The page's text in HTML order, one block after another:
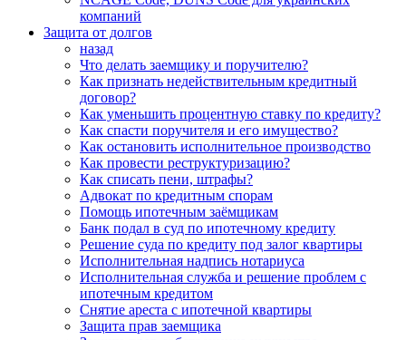
компаний
Защита от долгов
назад
Что делать заемщику и поручителю?
Как признать недействительным кредитный
договор?
Как уменьшить процентную ставку по кредиту?
Как спасти поручителя и его имущество?
Как остановить исполнительное производство
Как провести реструктуризацию?
Как списать пени, штрафы?
Адвокат по кредитным спорам
Помощь ипотечным заёмщикам
Банк подал в суд по ипотечному кредиту
Решение суда по кредиту под залог квартиры
Исполнительная надпись нотариуса
Исполнительная служба и решение проблем с
ипотечным кредитом
Снятие ареста с ипотечной квартиры
Защита прав заемщика